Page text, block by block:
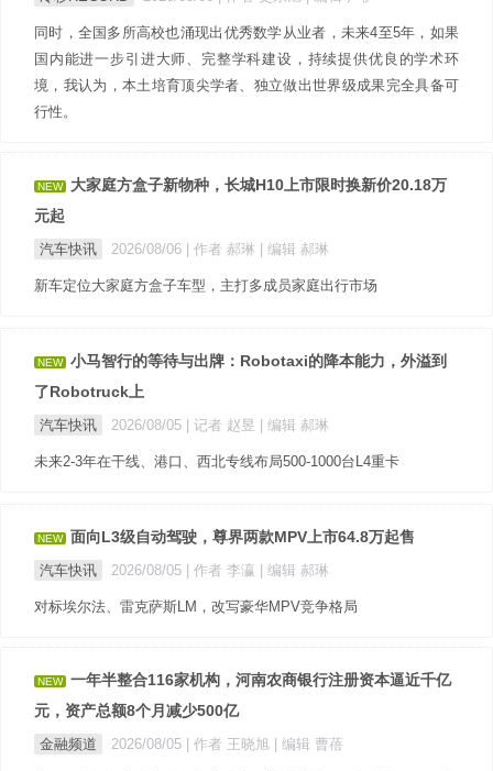
同时，全国多所高校也涌现出优秀数学从业者，未来4至5年，如果
国内能进一步引进大师、完整学科建设，持续提供优良的学术环
境，我认为，本土培育顶尖学者、独立做出世界级成果完全具备可
行性。
NEW
大家庭方盒子新物种，长城H10上市限时换新价20.18万
元起
汽车快讯 2026/08/06 | 作者 郝琳 | 编辑 郝琳
新车定位大家庭方盒子车型，主打多成员家庭出行市场
NEW
小马智行的等待与出牌：Robotaxi的降本能力，外溢到
了Robotruck上
汽车快讯 2026/08/05 | 记者 赵昱 | 编辑 郝琳
未来2-3年在干线、港口、西北专线布局500-1000台L4重卡
NEW 面向L3级自动驾驶，尊界两款MPV上市64.8万起售
汽车快讯 2026/08/05 | 作者 李瀛 | 编辑 郝琳
对标埃尔法、雷克萨斯LM，改写豪华MPV竞争格局
NEW
一年半整合116家机构，河南农商银行注册资本逼近千亿
元，资产总额8个月减少500亿
金融频道 2026/08/05 | 作者 王晓旭 | 编辑 曹蓓